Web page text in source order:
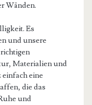
Wänden.
Es
und unsere
Materialien und
eine
die das
und